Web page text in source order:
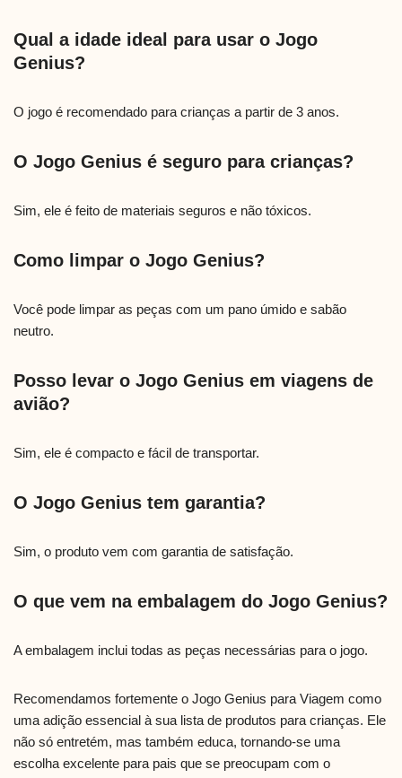
Qual a idade ideal para usar o Jogo
Genius?
O jogo é recomendado para crianças a partir de 3 anos.
O Jogo Genius é seguro para crianças?
Sim, ele é feito de materiais seguros e não tóxicos.
Como limpar o Jogo Genius?
Você pode limpar as peças com um pano úmido e sabão
neutro.
Posso levar o Jogo Genius em viagens de
avião?
Sim, ele é compacto e fácil de transportar.
O Jogo Genius tem garantia?
Sim, o produto vem com garantia de satisfação.
O que vem na embalagem do Jogo Genius?
A embalagem inclui todas as peças necessárias para o jogo.
Recomendamos fortemente o Jogo Genius para Viagem como
uma adição essencial à sua lista de produtos para crianças. Ele
não só entretém, mas também educa, tornando-se uma
escolha excelente para pais que se preocupam com o